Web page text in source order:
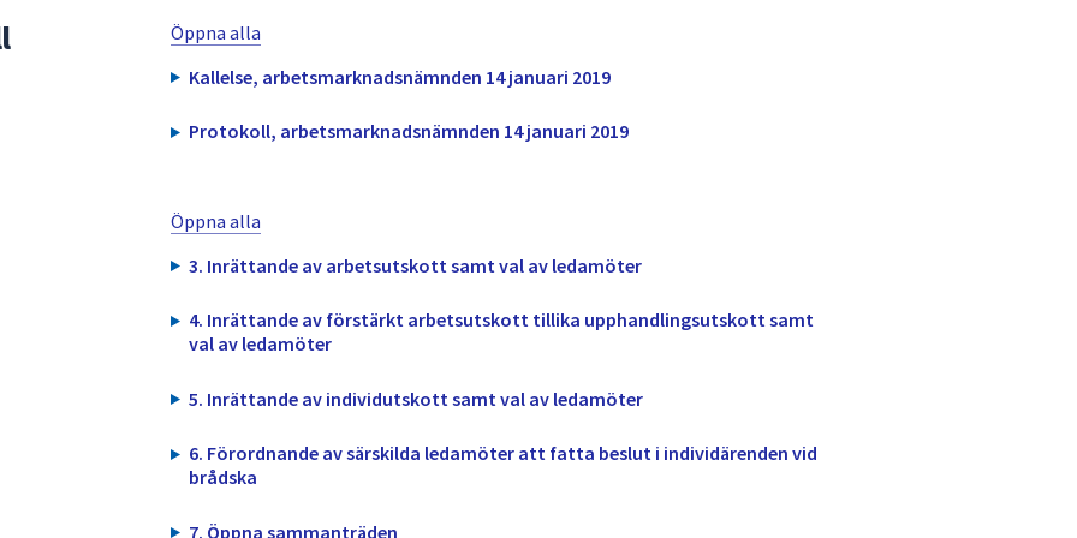
Öppna alla
Kallelse, arbetsmarknadsnämnden 14 januari 2019
Protokoll, arbetsmarknadsnämnden 14 januari 2019
Öppna alla
3. Inrättande av arbetsutskott samt val av ledamöter
4. Inrättande av förstärkt arbetsutskott tillika upphandlingsutskott samt
val av ledamöter
5. Inrättande av individutskott samt val av ledamöter
6. Förordnande av särskilda ledamöter att fatta beslut i individärenden vid
brådska
7. Öppna sammanträden